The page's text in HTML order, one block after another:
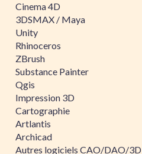
Cinema 4D
3DSMAX / Maya
Unity
Rhinoceros
ZBrush
Substance Painter
Qgis
Impression 3D
Cartographie
Artlantis
Archicad
Autres logiciels CAO/DAO/3D